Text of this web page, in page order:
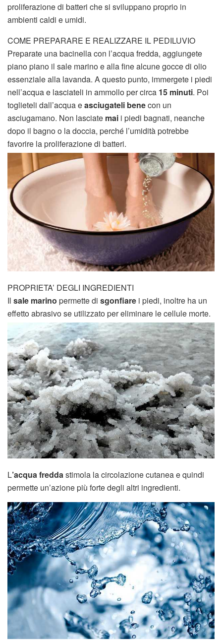
proliferazione di batteri che si sviluppano proprio in
ambienti caldi e umidi.
COME PREPARARE E REALIZZARE IL PEDILUVIO
Preparate una bacinella con l’acqua fredda, aggiungete
piano piano il sale marino e alla fine alcune gocce di olio
essenziale alla lavanda. A questo punto, immergete i piedi
nell’acqua e lasciateli in ammollo per circa 15 minuti. Poi
toglieteli dall’acqua easciugateli benecon un
asciugamano. Non lasciate mai i piedi bagnati, neanche
dopo il bagno o la doccia, perché l’umidità potrebbe
favorire la proliferazione di batteri.
PROPRIETA’ DEGLI INGREDIENTI
Il sale marino permette di sgonfiare i piedi, inoltre ha un
effetto abrasivo se utilizzato per eliminare le cellule morte.
L’acqua freddastimola la circolazione cutanea e quindi
permette un’azione più forte degli altri ingredienti.